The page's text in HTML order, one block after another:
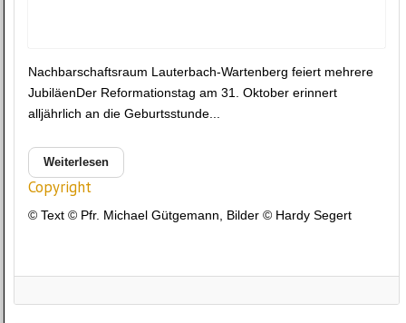
Nachbarschaftsraum Lauterbach-Wartenberg feiert mehrere
JubiläenDer Reformationstag am 31. Oktober erinnert
alljährlich an die Geburtsstunde...
Weiterlesen
Copyright
© Text © Pfr. Michael Gütgemann, Bilder © Hardy Segert